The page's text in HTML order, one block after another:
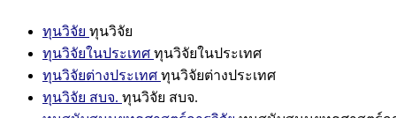
ทุนวิจัย ทุนวิจัย
ทุนวิจัยในประเทศ ทุนวิจัยในประเทศ
ทุนวิจัยต่างประเทศ ทุนวิจัยต่างประเทศ
ทุนวิจัย สบจ. ทุนวิจัย สบจ.